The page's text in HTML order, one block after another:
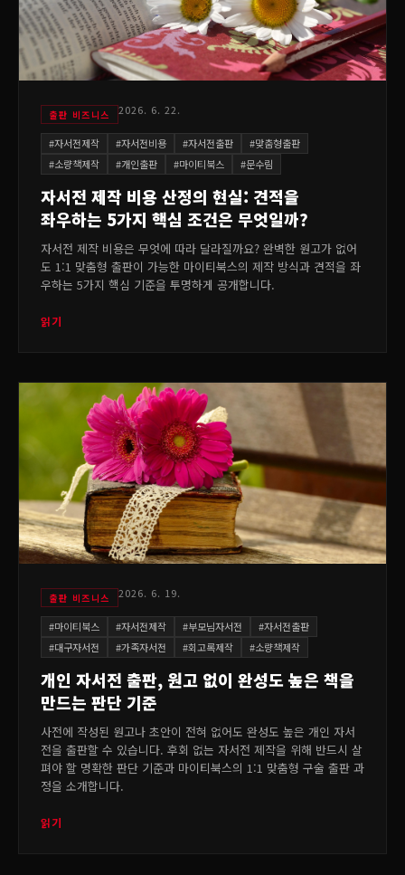
출판 비즈니스 2026. 6. 22.
#자서전제작 #자서전비용 #자서전출판 #맞춤형출판
#소량책제작 #개인출판 #마이티북스 #문수림
자서전 제작 비용 산정의 현실: 견적을
좌우하는 5가지 핵심 조건은 무엇일까?
자서전 제작 비용은 무엇에 따라 달라질까요? 완벽한 원고가 없어
도 1:1 맞춤형 출판이 가능한 마이티북스의 제작 방식과 견적을 좌
우하는 5가지 핵심 기준을 투명하게 공개합니다.
읽기
출판 비즈니스 2026. 6. 19.
#마이티북스 #자서전제작 #부모님자서전 #자서전출판
#대구자서전 #가족자서전 #회고록제작 #소량책제작
개인 자서전 출판, 원고 없이 완성도 높은 책을
만드는 판단 기준
사전에 작성된 원고나 초안이 전혀 없어도 완성도 높은 개인 자서
전을 출판할 수 있습니다. 후회 없는 자서전 제작을 위해 반드시 살
펴야 할 명확한 판단 기준과 마이티북스의 1:1 맞춤형 구술 출판 과
정을 소개합니다.
읽기